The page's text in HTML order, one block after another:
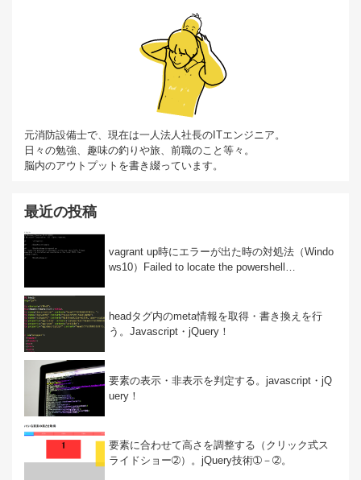
元消防設備士で、現在は一人法人社長のITエンジニア。
日々の勉強、趣味の釣りや旅、前職のこと等々。
脳内のアウトプットを書き綴っています。
最近の投稿
vagrant up時にエラーが出た時の対処法（Windo
ws10）Failed to locate the powershell…
headタグ内のmeta情報を取得・書き換えを行
う。Javascript・jQuery！
要素の表示・非表示を判定する。javascript・jQ
uery！
要素に合わせて高さを調整する（クリック式ス
ライドショー➁）。jQuery技術➀－➁。